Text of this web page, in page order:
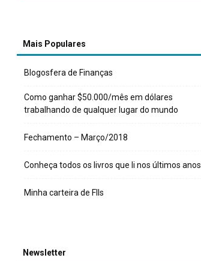
Mais Populares
Blogosfera de Finanças
Como ganhar $50.000/mês em dólares
trabalhando de qualquer lugar do mundo
Fechamento – Março/2018
Conheça todos os livros que li nos últimos anos
Minha carteira de FIIs
Newsletter